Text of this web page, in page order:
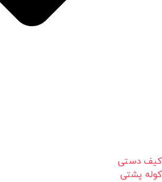
کیف دستی
کوله پشتی